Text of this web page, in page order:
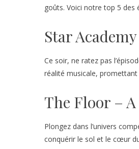
goûts. Voici notre top 5 des
Star Academy
Ce soir, ne ratez pas
réalité musicale,
The Floor – A
Plongez dans l’univers
conquérir le sol et le cœur